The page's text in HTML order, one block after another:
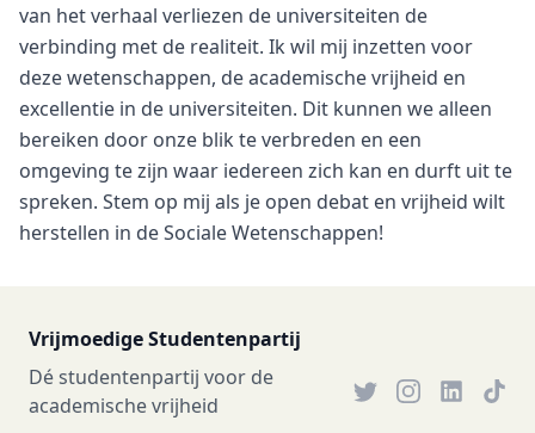
van het verhaal verliezen de universiteiten de
verbinding met de realiteit. Ik wil mij inzetten voor
deze wetenschappen, de academische vrijheid en
excellentie in de universiteiten. Dit kunnen we alleen
bereiken door onze blik te verbreden en een
omgeving te zijn waar iedereen zich kan en durft uit te
spreken. Stem op mij als je open debat en vrijheid wilt
herstellen in de Sociale Wetenschappen!
Vrijmoedige Studentenpartij
Dé studentenpartij voor de
academische vrijheid